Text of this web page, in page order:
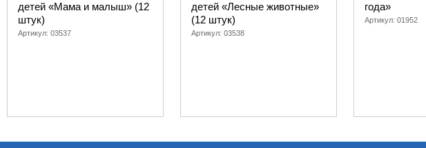
детей «Мама и малыш» (12
штук)
Артикул: 03537
детей «Лесные животные»
(12 штук)
Артикул: 03538
года»
Артикул: 01952